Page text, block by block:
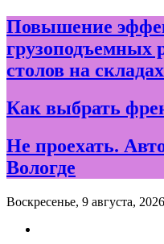
Skip
to
content
Повышение
грузоподъемных
столов на складах
Как выбрать
Не проехать.
Вологде
Воскресенье, 9 августа, 2026